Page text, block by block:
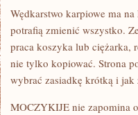
Wędkarstwo karpiowe ma
potrafią zmienić wszystko.
praca koszyka lub ciężarka,
nie tylko kopiować. Strona
wybrać zasiadkę krótką i
MOCZYKIJE nie zapomina